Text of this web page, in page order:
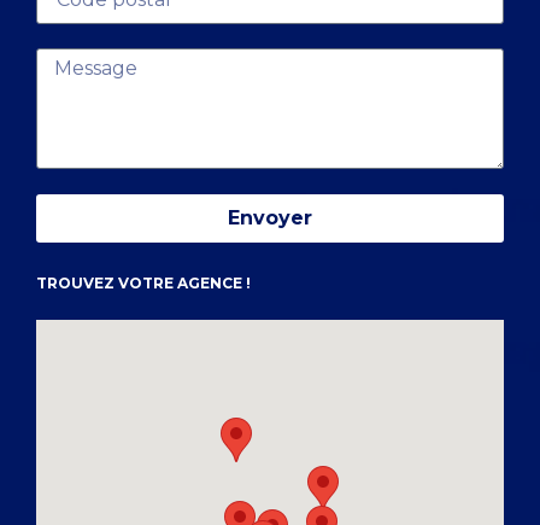
Envoyer
TROUVEZ VOTRE AGENCE !